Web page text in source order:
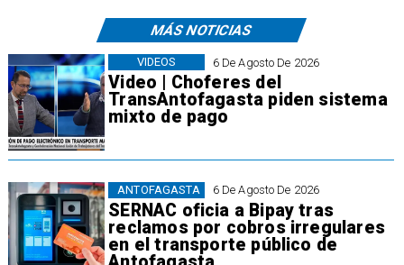
MÁS NOTICIAS
6 De Agosto De 2026
Video | Choferes del
TransAntofagasta piden sistema
mixto de pago
VIDEOS
6 De Agosto De 2026
SERNAC oficia a Bipay tras
reclamos por cobros irregulares
en el transporte público de
ANTOFAGASTA